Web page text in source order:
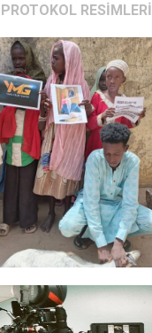
PROTOKOL RESİMLERİ